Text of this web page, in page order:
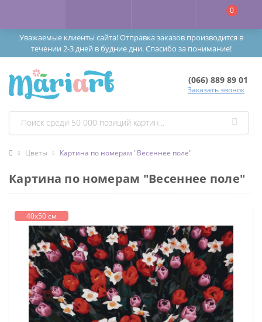
Уважаемые клиенты сайта! Отправка заказов производится в
течении 2-3 дней в будние дни. Спасибо за понимание!
0
(066) 889 89 01
Заказать звонок
Цветы Картина по номерам "Весеннее поле"
Картина по номерам "Весеннее поле"
40х50 см